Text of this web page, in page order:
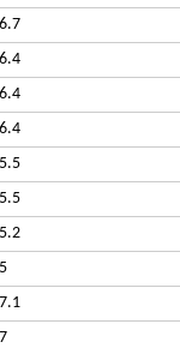
6.7
6.4
6.4
6.4
5.5
5.5
5.2
5
7.1
7